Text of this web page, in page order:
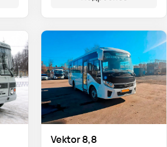
Vektor 8,8